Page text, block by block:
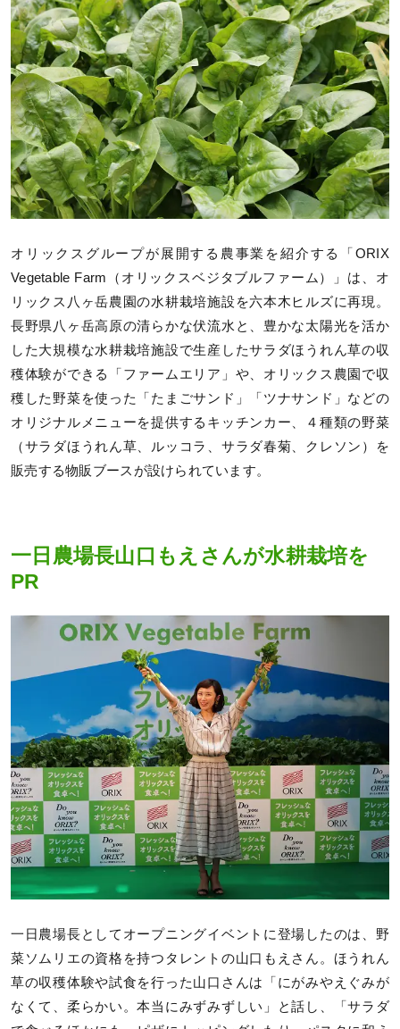
オリックスグループが展開する農事業を紹介する「ORIX
Vegetable Farm（オリックスベジタブルファーム）」は、オ
リックス八ヶ岳農園の水耕栽培施設を六本木ヒルズに再現。
長野県八ヶ岳高原の清らかな伏流水と、豊かな太陽光を活か
した大規模な水耕栽培施設で生産したサラダほうれん草の収
穫体験ができる「ファームエリア」や、オリックス農園で収
穫した野菜を使った「たまごサンド」「ツナサンド」などの
オリジナルメニューを提供するキッチンカー、４種類の野菜
（サラダほうれん草、ルッコラ、サラダ春菊、クレソン）を
販売する物販ブースが設けられています。
一日農場長山口もえさんが水耕栽培を
PR
一日農場長としてオープニングイベントに登場したのは、野
菜ソムリエの資格を持つタレントの山口もえさん。ほうれん
草の収穫体験や試食を行った山口さんは「にがみやえぐみが
なくて、柔らかい。本当にみずみずしい」と話し、「サラダ